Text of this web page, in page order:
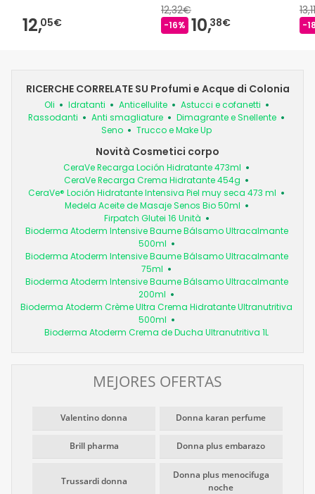
12,05€
12,32€
-16% 10,38€ -
RICERCHE CORRELATE SU Profumi e Acque di Colonia
Oli Idratanti Anticellulite
Astucci e cofanetti
Rassodanti
Anti smagliature
Dimagrante e Snellente
Seno
Trucco e Make Up
Novità Cosmetici corpo
CeraVe Recarga Loción Hidratante 473ml
CeraVe Recarga Crema Hidratante 454g
CeraVe® Loción Hidratante Intensiva Piel muy seca 473 ml
Medela Aceite de Masaje Senos Bio 50ml
Firpatch Glutei 16 Unità
Bioderma Atoderm Intensive Baume Bálsamo Ultracalmante
500ml
Bioderma Atoderm Intensive Baume Bálsamo Ultracalmante
75ml
Bioderma Atoderm Intensive Baume Bálsamo Ultracalmante
200ml
Bioderma Atoderm Crème Ultra Crema Hidratante Ultranutritiva
500ml
Bioderma Atoderm Crema de Ducha Ultranutritiva 1L
MEJORES OFERTAS
Valentino donna Donna karan perfume
Brill pharma Donna plus embarazo
Trussardi donna
Donna plus menocifuga
noche